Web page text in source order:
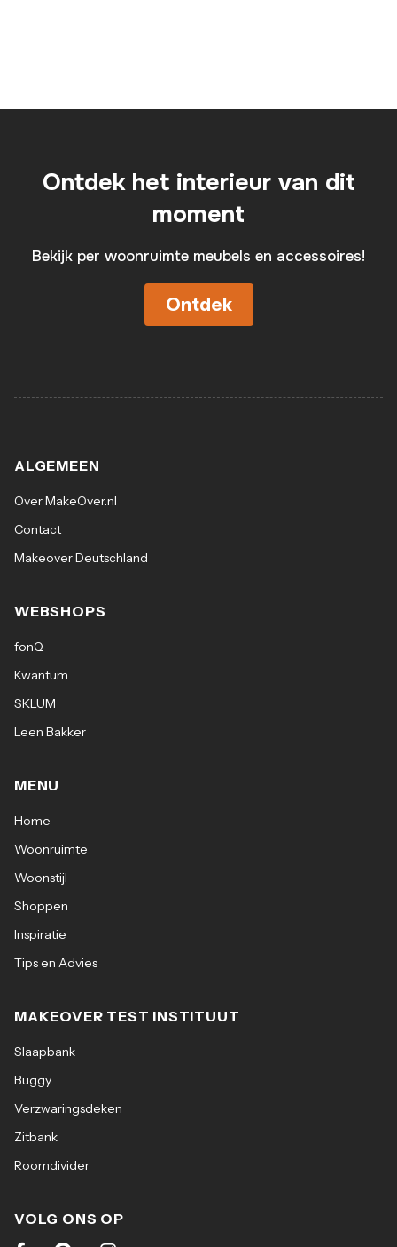
Ontdek het interieur van dit
moment
Bekijk per woonruimte meubels en accessoires!
Ontdek
ALGEMEEN
Over MakeOver.nl
Contact
Makeover Deutschland
WEBSHOPS
fonQ
Kwantum
SKLUM
Leen Bakker
MENU
Home
Woonruimte
Woonstijl
Shoppen
Inspiratie
Tips en Advies
MAKEOVER TEST INSTITUUT
Slaapbank
Buggy
Verzwaringsdeken
Zitbank
Roomdivider
VOLG ONS OP